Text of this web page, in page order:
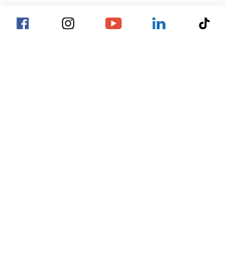
Planeación estratégica: trazando
nuestros próximos pasos